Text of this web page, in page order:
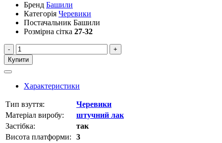
Бренд Башили
Категорія Черевики
Постачальник Башили
Розмірна сітка 27-32
-
+
Купити
Характеристики
Тип взуття:
Черевики
Матеріал виробу:
штучний лак
Застібка:
так
Висота платформи:
3